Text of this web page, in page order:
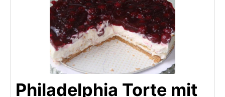
Philadelphia Torte mit